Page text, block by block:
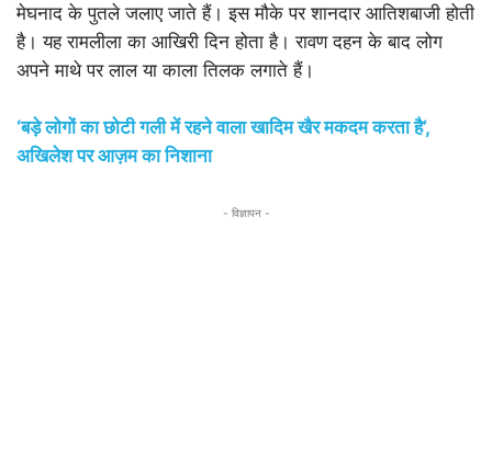
मेघनाद के पुतले जलाए जाते हैं। इस मौके पर शानदार आतिशबाजी होती
है। यह रामलीला का आखिरी दिन होता है। रावण दहन के बाद लोग
अपने माथे पर लाल या काला तिलक लगाते हैं।
‘बड़े लोगों का छोटी गली में रहने वाला खादिम खैर मकदम करता है’,
अखिलेश पर आज़म का निशाना
- विज्ञापन -